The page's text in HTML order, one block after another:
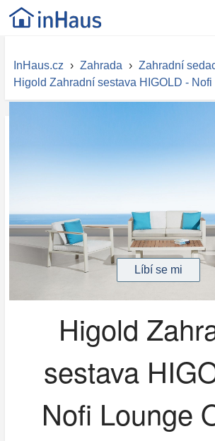
InHaus.cz › Zahrada › Zahradní
Higold Zahradní sestava HIGOLD -
Higold
sestava
Nofi Lounge